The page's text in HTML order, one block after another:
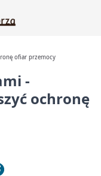
ofiar przemocy
-
ochronę